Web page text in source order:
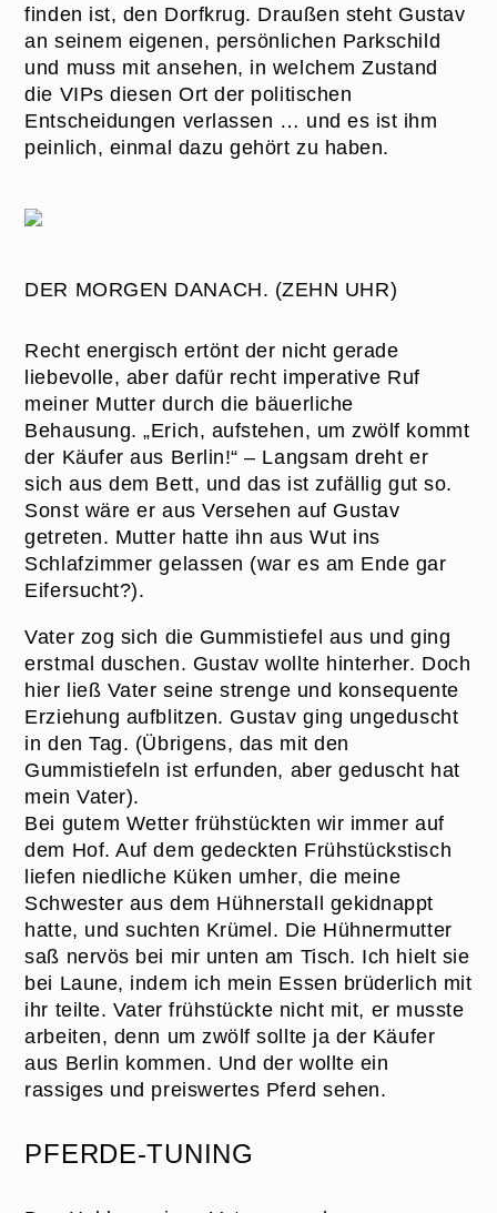
finden ist, den Dorfkrug. Draußen steht Gustav
an seinem eigenen, persönlichen Parkschild
und muss mit ansehen, in welchem Zustand
die VIPs diesen Ort der politischen
Entscheidungen verlassen … und es ist ihm
peinlich, einmal dazu gehört zu haben.
DER MORGEN DANACH. (ZEHN UHR)
Recht energisch ertönt der nicht gerade
liebevolle, aber dafür recht imperative Ruf
meiner Mutter durch die bäuerliche
Behausung. „Erich, aufstehen, um zwölf kommt
der Käufer aus Berlin!“ – Langsam dreht er
sich aus dem Bett, und das ist zufällig gut so.
Sonst wäre er aus Versehen auf Gustav
getreten. Mutter hatte ihn aus Wut ins
Schlafzimmer gelassen (war es am Ende gar
Eifersucht?).
Vater zog sich die Gummistiefel aus und ging
erstmal duschen. Gustav wollte hinterher. Doch
hier ließ Vater seine strenge und konsequente
Erziehung aufblitzen. Gustav ging ungeduscht
in den Tag. (Übrigens, das mit den
Gummistiefeln ist erfunden, aber geduscht hat
mein Vater).
Bei gutem Wetter frühstückten wir immer auf
dem Hof. Auf dem gedeckten Frühstückstisch
liefen niedliche Küken umher, die meine
Schwester aus dem Hühnerstall gekidnappt
hatte, und suchten Krümel. Die Hühnermutter
saß nervös bei mir unten am Tisch. Ich hielt sie
bei Laune, indem ich mein Essen brüderlich mit
ihr teilte. Vater frühstückte nicht mit, er musste
arbeiten, denn um zwölf sollte ja der Käufer
aus Berlin kommen. Und der wollte ein
rassiges und preiswertes Pferd sehen.
PFERDE-TUNING